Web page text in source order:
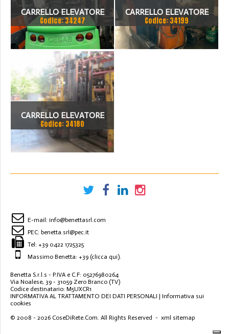
CARRELLO ELEVATORE
CESAB MODELLO BLITZ
250
Codice: 34247
CARRELLO ELEVATORE
POZZI ELETTRICO
Codice: 34199
CARRELLO ELEVATORE
LUGLI 100
Codice: 34180
E-mail: info@benettasrl.com
PEC: benetta.srl@pec.it
Tel: +39 0422 1725325
Massimo Benetta: +39 (clicca qui).
Benetta S.r.l.s - P.IVA e C.F: 05276980264
Via Noalese, 39 - 31059 Zero Branco (TV)
Codice destinatario: M5UXCR1
INFORMATIVA AL TRATTAMENTO DEI DATI PERSONALI | Informativa sui
cookies
© 2008 - 2026 CoseDiRete.Com. All Rights Reserved - xml sitemap